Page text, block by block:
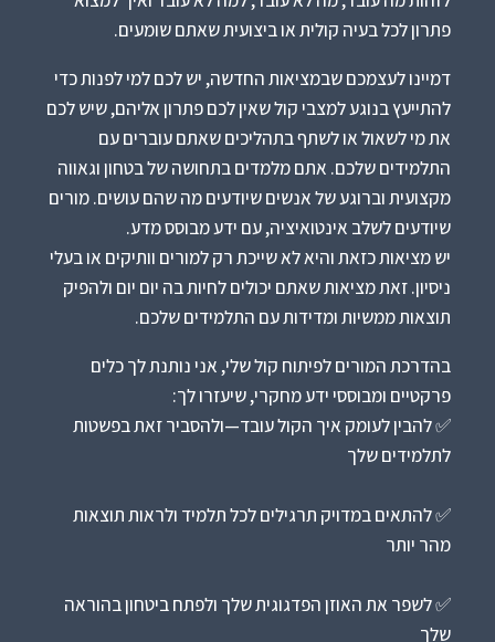
פתרון לכל בעיה קולית או ביצועית שאתם שומעים.
דמיינו לעצמכם שבמציאות החדשה, יש לכם למי לפנות כדי
להתייעץ בנוגע למצבי קול שאין לכם פתרון אליהם, שיש לכם
את מי לשאול או לשתף בתהליכים שאתם עוברים עם
התלמידים שלכם. אתם מלמדים בתחושה של בטחון וגאווה
מקצועית וברוגע של אנשים שיודעים מה שהם עושים. מורים
שיודעים לשלב אינטואיציה, עם ידע מבוסס מדע.
יש מציאות כזאת והיא לא שייכת רק למורים וותיקים או בעלי
ניסיון. זאת מציאות שאתם יכולים לחיות בה יום יום ולהפיק
תוצאות ממשיות ומדידות עם התלמידים שלכם.
בהדרכת המורים לפיתוח קול שלי, אני נותנת לך כלים
פרקטיים ומבוססי ידע מחקרי, שיעזרו לך:
✅ להבין לעומק איך הקול עובד—ולהסביר זאת בפשטות
לתלמידים שלך
✅ להתאים במדויק תרגילים לכל תלמיד ולראות תוצאות
מהר יותר
✅ לשפר את האוזן הפדגוגית שלך ולפתח ביטחון בהוראה
שלך